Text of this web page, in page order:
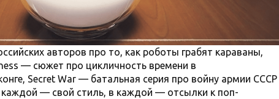
авторов про то, как роботы грабят караваны,
— сюжет про цикличность времени в
Secret War — батальная серия про войну армии СССР
каждой — свой стиль, в каждой — отсылки к поп-